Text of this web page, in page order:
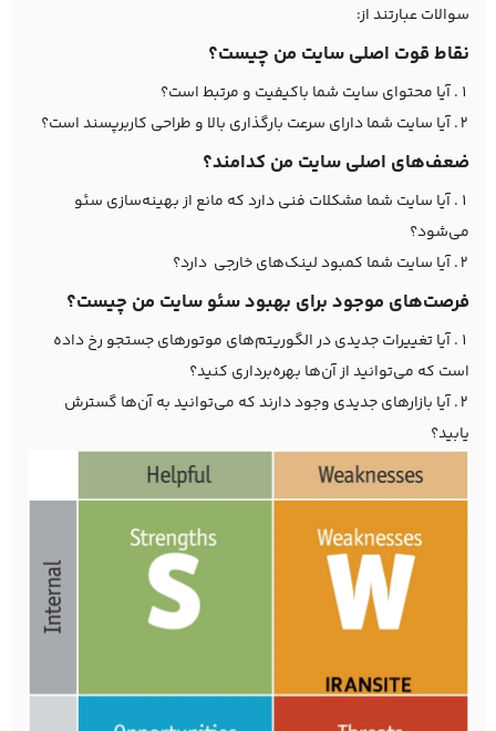
سوالات عبارتند از:
نقاط قوت اصلی سایت من چیست؟
آیا محتوای سایت شما باکیفیت و مرتبط است؟
آیا سایت شما دارای سرعت بارگذاری بالا و طراحی کاربرپسند است؟
ضعف‌های اصلی سایت من کدامند؟
آیا سایت شما مشکلات فنی دارد که مانع از بهینه‌سازی سئو
می‌شود؟
آیا سایت شما کمبود لینک‌های خارجی دارد؟
فرصت‌های موجود برای بهبود سئو سایت من چیست؟
آیا تغییرات جدیدی در الگوریتم‌های موتورهای جستجو رخ داده
است که می‌توانید از آن‌ها بهره‌برداری کنید؟
آیا بازارهای جدیدی وجود دارند که می‌توانید به آن‌ها گسترش
یابید؟